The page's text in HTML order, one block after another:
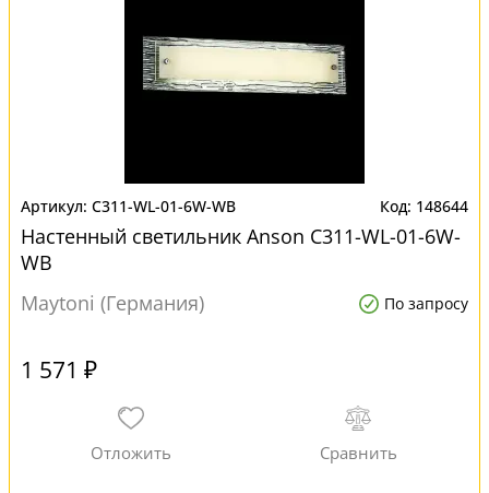
C311-WL-01-6W-WB 148644
Настенный светильник Anson C311-WL-01-6W-
WB
Maytoni (Германия)
По запросу
1 571 ₽